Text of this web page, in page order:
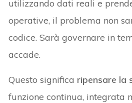
utilizzando dati reali e
operative, il problema non
codice. Sarà governare in
accade.
Questo significa ripensare la
funzione continua, integrata